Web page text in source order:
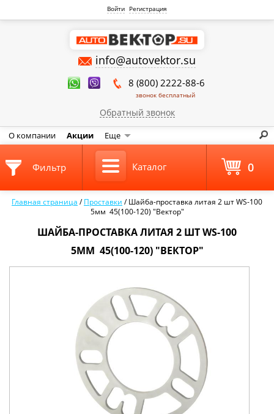
Войти Регистрация
info@autovektor.su
8 (800) 2222-88-6
звонок бесплатный
Обратный звонок
О компании Акции Еще
Главная страница /Проставки /Шайба-проставка литая 2 шт WS-100
5мм 45(100-120) "Вектор"
ШАЙБА-ПРОСТАВКА ЛИТАЯ 2 ШТ WS-100
5ММ 45(100-120) "ВЕКТОР"
Фильтр Каталог 0